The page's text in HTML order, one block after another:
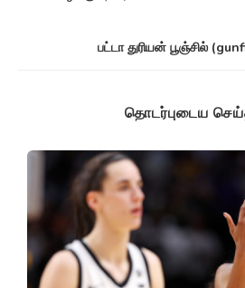
பட்டா துரியன் பூஞ்சில்
தொடர்புடைய